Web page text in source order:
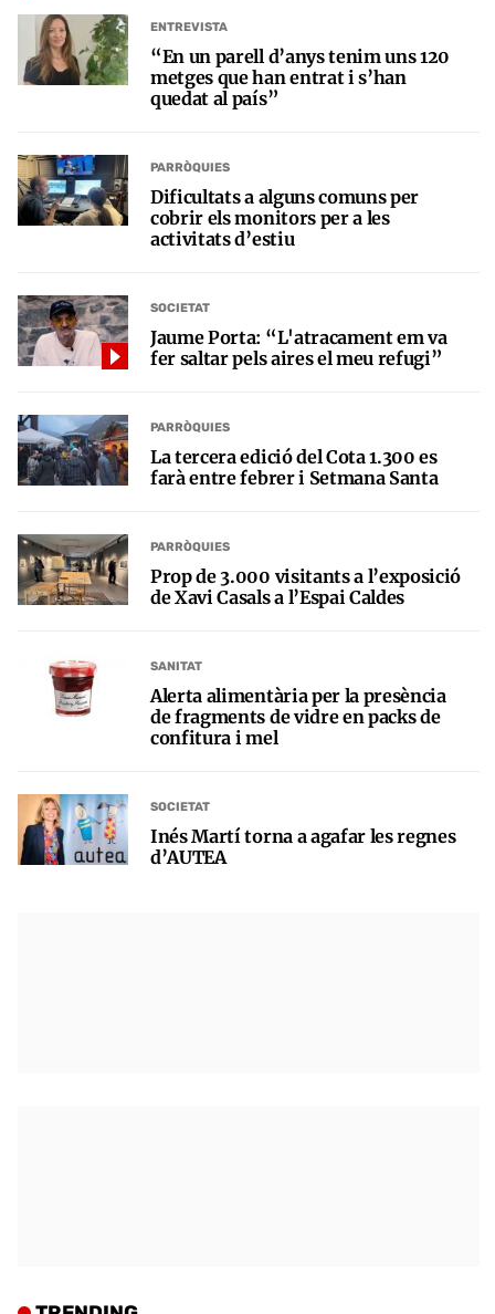
ENTREVISTA
“En un parell d’anys tenim uns 120
metges que han entrat i s’han
quedat al país”
PARRÒQUIES
Dificultats a alguns comuns per
cobrir els monitors per a les
activitats d’estiu
SOCIETAT
Jaume Porta: “L'atracament em va
fer saltar pels aires el meu refugi”
PARRÒQUIES
La tercera edició del Cota 1.300 es
farà entre febrer i Setmana Santa
PARRÒQUIES
Prop de 3.000 visitants a l’exposició
de Xavi Casals a l’Espai Caldes
SANITAT
Alerta alimentària per la presència
de fragments de vidre en packs de
confitura i mel
SOCIETAT
Inés Martí torna a agafar les regnes
d’AUTEA